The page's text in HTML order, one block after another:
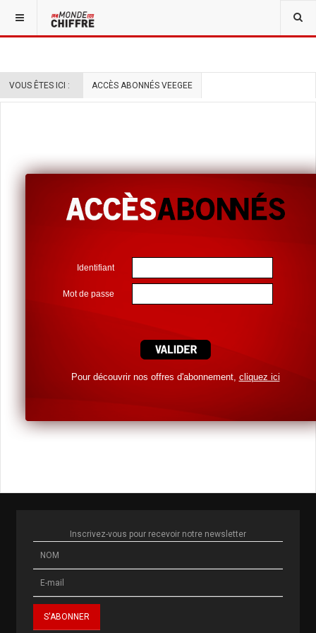
VOUS ÊTES ICI : ACCÈS ABONNÉS VEEGEE
Identifiant
Mot de passe
Pour découvrir nos offres d'abonnement, cliquez ici
Inscrivez-vous pour recevoir notre newsletter